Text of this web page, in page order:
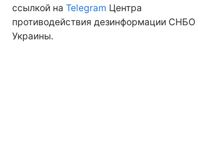
ссылкой на Telegram Центра
противодействия дезинформации СНБО
Украины.